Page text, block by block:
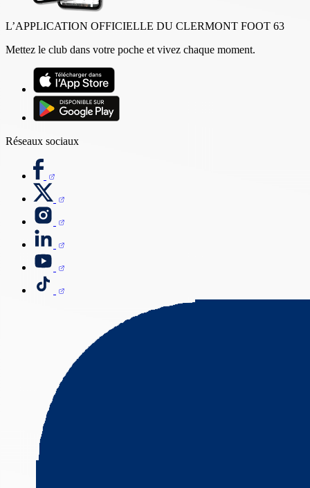
L’APPLICATION OFFICIELLE DU CLERMONT FOOT 63
Mettez le club dans votre poche et vivez chaque moment.
Réseaux sociaux